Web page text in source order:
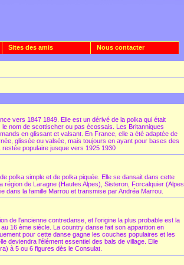
Sites des amis
Nous contacter
vers 1847 1849. Elle est un dérivé de la polka qui était
nom de scottischer ou pas écossais. Les Britanniques
en glissant et valsant. En France, elle a été adaptée de
glissée ou valsée, mais toujours en ayant pour bases des
populaire jusque vers 1925 1930
polka simple et de polka piquée. Elle se dansait dans cette
région de Laragne (Hautes Alpes), Sisteron, Forcalquier (Alpes
dans la famille Marrou et transmise par Andréa Marrou.
de l'ancienne contredanse, et l'origine la plus probable est la
16 ème siècle. La country danse fait son apparition en
pour cette danse gagne les couches populaires et les
deviendra l'élément essentiel des bals de village. Elle
à 5 ou 6 figures dès le Consulat.